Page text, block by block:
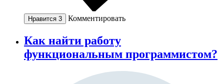
Нравится 3 Комментировать
Как найти работу
функциональным программистом?